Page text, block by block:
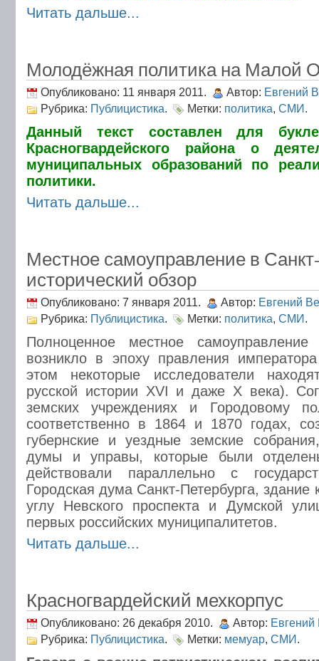
Читать дальше...
Молодёжная политика на Малой
Опубликовано: 11 января 2011. Автор: Евгений
Рубрика: Публицистика. Метки: политика, СМИ.
Данный текст составлен для
Красногвардейского района о
муниципальных образований по
политики.
Читать дальше...
Местное самоуправление в
исторический обзор
Опубликовано: 7 января 2011. Автор: Евгений
Рубрика: Публицистика. Метки: политика, СМИ.
Полноценное местное
возникло в эпоху правления
этом некоторые исследователи
русской истории XVI и даже X века).
земских учреждениях и Городовому
соответственно в 1864 и 1870 годах,
губернские и уездные земские
думы и управы, которые были
действовали параллельно с
Городская дума Санкт-Петербурга, здание
углу Невского проспекта и Думской
первых российских муниципалитетов.
Читать дальше...
Красногвардейский мехкорпус
Опубликовано: 26 декабря 2010. Автор: Евгений
Рубрика: Публицистика. Метки: мемуар, СМИ.